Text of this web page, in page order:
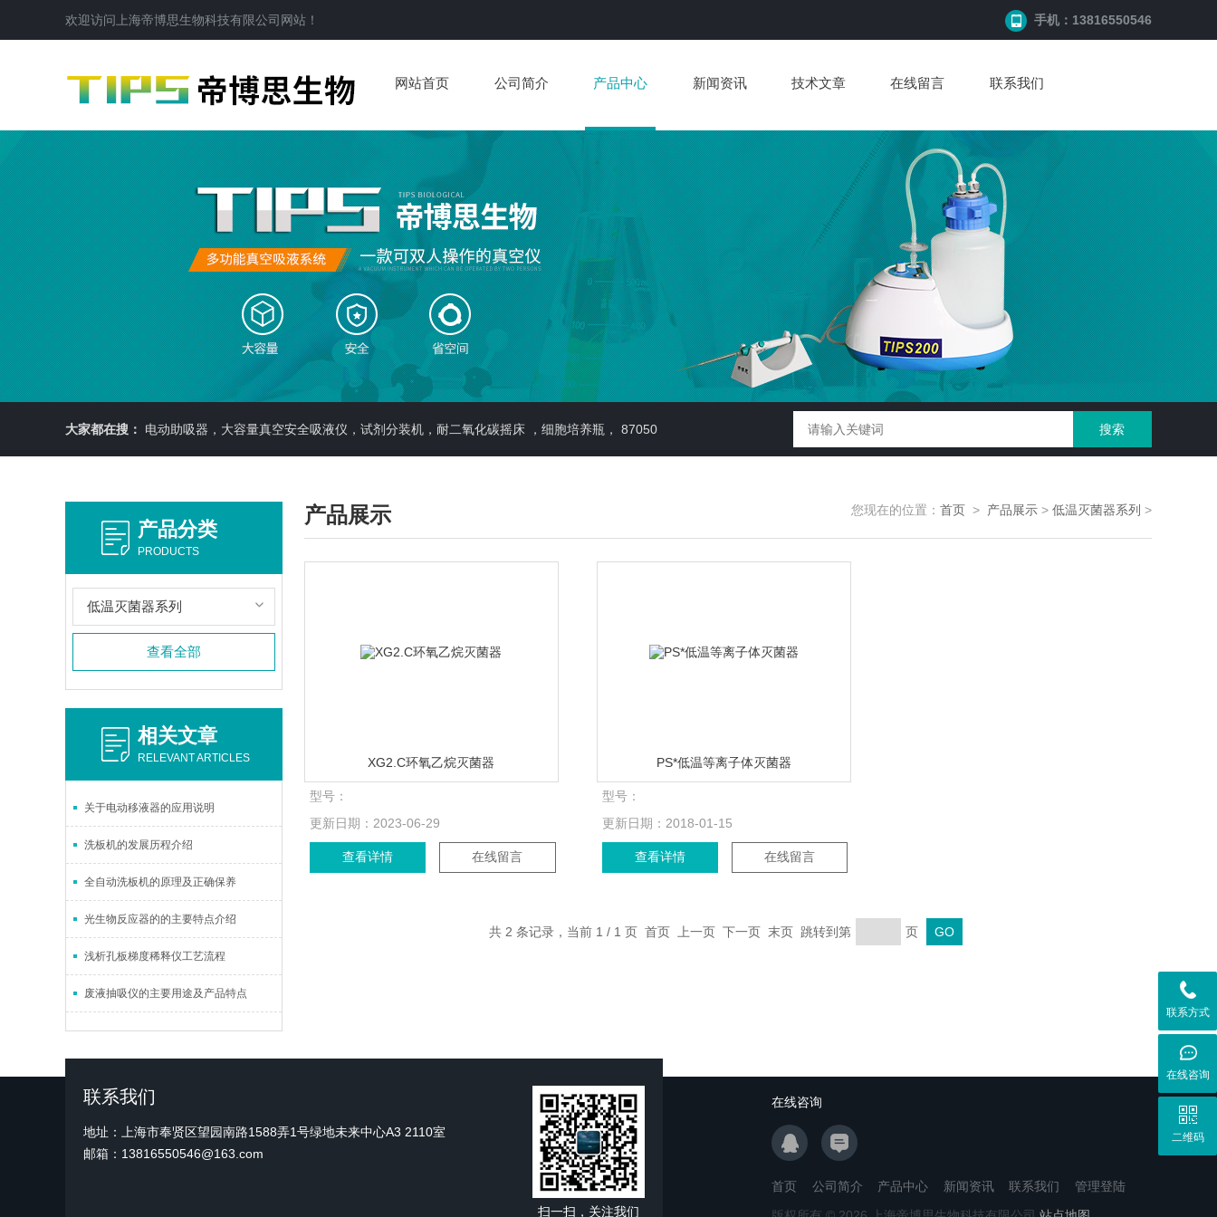
欢迎访问 上海帝博思生物科技有限公司 网站！ 手机：13816550546
网站首页 公司简介 产品中心 新闻资讯 技术文章 在线留言 联系我们
大家都在搜： 电动助吸器，大容量真空安全吸液仪，试剂分装机，耐二氧化碳摇床 ，细胞培养瓶， 87050
产品分类
PRODUCTS
低温灭菌器系列
查看全部
相关文章
RELEVANT ARTICLES
关于电动移液器的应用说明
洗板机的发展历程介绍
全自动洗板机的原理及正确保养
光生物反应器的的主要特点介绍
浅析孔板梯度稀释仪工艺流程
废液抽吸仪的主要用途及产品特点
产品展示 您现在的位置： 首页 > 产品展示 > 低温灭菌器系列 >
XG2.C环氧乙烷灭菌器
型号：
更新日期： 2023-06-29
查看详情 在线留言
PS*低温等离子体灭菌器
型号：
更新日期： 2018-01-15
查看详情 在线留言
共 2 条记录，当前 1 / 1 页 首页 上一页 下一页 末页 跳转到第 页
联系我们
地址：上海市奉贤区望园南路1588弄1号绿地未来中心A3 2110室
邮箱：13816550546@163.com
扫一扫，关注我们
在线咨询
首页 公司简介 产品中心 新闻资讯 联系我们
管理登陆
联系方式
在线咨询
二维码